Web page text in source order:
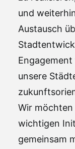
und
Austausch
unsere
Wir möchten
wichtigen
gemeinsam